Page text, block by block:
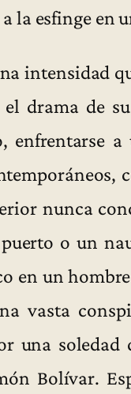
la esfinge en
intensidad
drama de
enfrentarse
nunca
o un
en un
vasta
una soledad
Bolívar.